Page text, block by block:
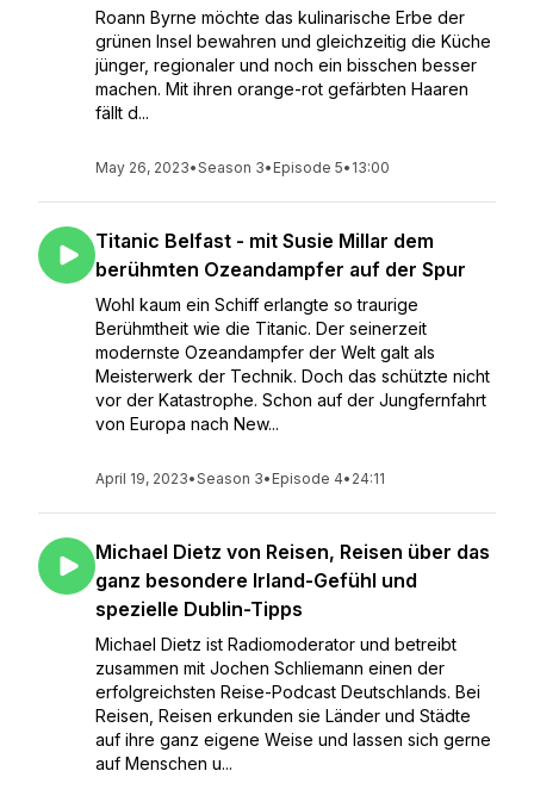
Roann Byrne möchte das kulinarische Erbe der
grünen Insel bewahren und gleichzeitig die Küche
jünger, regionaler und noch ein bisschen besser
machen. Mit ihren orange-rot gefärbten Haaren
fällt d...
May 26, 2023•Season 3• Episode 5• 13:00
Titanic Belfast - mit Susie Millar dem
berühmten Ozeandampfer auf der Spur
Wohl kaum ein Schiff erlangte so traurige
Berühmtheit wie die Titanic. Der seinerzeit
modernste Ozeandampfer der Welt galt als
Meisterwerk der Technik. Doch das schützte nicht
vor der Katastrophe. Schon auf der Jungfernfahrt
von Europa nach New...
April 19, 2023•Season 3• Episode 4• 24:11
Michael Dietz von Reisen, Reisen über das
ganz besondere Irland-Gefühl und
spezielle Dublin-Tipps
Michael Dietz ist Radiomoderator und betreibt
zusammen mit Jochen Schliemann einen der
erfolgreichsten Reise-Podcast Deutschlands. Bei
Reisen, Reisen erkunden sie Länder und Städte
auf ihre ganz eigene Weise und lassen sich gerne
auf Menschen u...